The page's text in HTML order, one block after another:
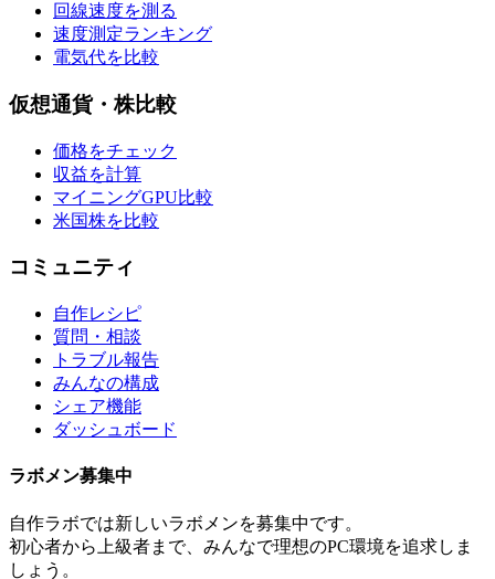
回線速度を測る
速度測定ランキング
電気代を比較
仮想通貨・株比較
価格をチェック
収益を計算
マイニングGPU比較
米国株を比較
コミュニティ
自作レシピ
質問・相談
トラブル報告
みんなの構成
シェア機能
ダッシュボード
ラボメン募集中
自作ラボでは新しいラボメンを募集中です。
初心者から上級者まで、みんなで理想のPC環境を追求しま
しょう。